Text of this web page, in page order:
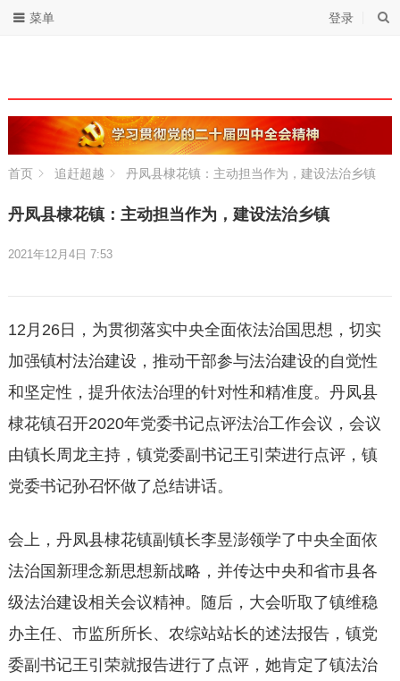
登录
菜单
首页 追赶超越 丹凤县棣花镇：主动担当作为，建设法治乡镇
丹凤县棣花镇：主动担当作为，建设法治乡镇
2021年12月4日 7:53
12月26日，为贯彻落实中央全面依法治国思想，切实
加强镇村法治建设，推动干部参与法治建设的自觉性
和坚定性，提升依法治理的针对性和精准度。丹凤县
棣花镇召开2020年党委书记点评法治工作会议，会议
由镇长周龙主持，镇党委副书记王引荣进行点评，镇
党委书记孙召怀做了总结讲话。
会上，丹凤县棣花镇副镇长李昱澎领学了中央全面依
法治国新理念新思想新战略，并传达中央和省市县各
级法治建设相关会议精神。随后，大会听取了镇维稳
办主任、市监所所长、农综站站长的述法报告，镇党
委副书记王引荣就报告进行了点评，她肯定了镇法治